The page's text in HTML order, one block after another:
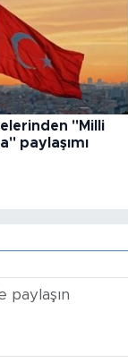
"Milli
paylaşımı